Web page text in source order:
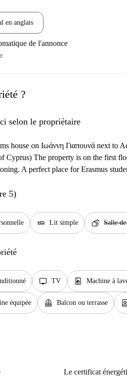
en anglais
de l'annonce
?
selon le propriétaire
house on Ιωάννη Γιαπουνά next to
Cyprus) The property is on the first
A perfect place for Erasmus
5)
airline_seat_flat Lit simple soap Salle
tv TV local_laundry_service Machine à
équipée balcony Balcon ou terrasse
Le certificat